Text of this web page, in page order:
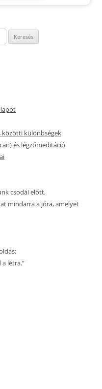
közötti különbségek
és légzőmeditáció
csodái előtt,
mindarra a jóra, amelyet
létra.”